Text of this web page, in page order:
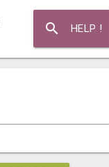
search HELP !